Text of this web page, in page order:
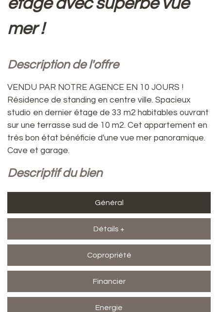
mer !
description de l'offre
VENDU PAR NOTRE AGENCE EN 10 JOURS !
Résidence de standing en centre ville. Spacieux
studio en dernier étage de 33 m2 habitables ouvrant
sur une terrasse sud de 10 m2. Cet appartement en
très bon état bénéficie d'une vue mer panoramique.
Cave et garage.
descriptif du bien
Général
Détails +
Copropriété
Financier
Energie